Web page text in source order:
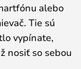
alebo
Tie sú
vypínate,
nosiť so sebou